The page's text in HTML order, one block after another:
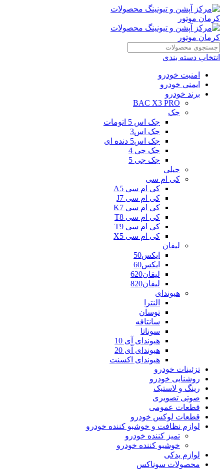
انتخاب دسته بندی
امنیت خودرو
ایمنی خودرو
برند خودرو
BAC X3 PRO
جک
جک اس 5 اتومات
جک اس3
جک اس5 دنده ای
جک جی 4
جک جی 5
جیلی
کی ام سی
کی ام سی A5
کی ام سی J7
کی ام سی K7
کی ام سی T8
کی ام سی T9
کی ام سی X5
لیفان
ایکس50
ایکس60
لیفان620
لیفان820
هیوندای
النترا
توسان
سانتافه
سوناتا
هیوندای آی 10
هیوندای آی 20
هیوندای اکسنت
تزئینات خودرو
روشنایی خودرو
رینگ و لاستیک
صوتی تصویری
قطعات عمومی
قطعات لوکس خودرو
لوازم نظافت و خوشبو کننده خودرو
تمیز کننده خودرو
خوشبو کننده خودرو
لوازم یدکی
محصولات سوناکس